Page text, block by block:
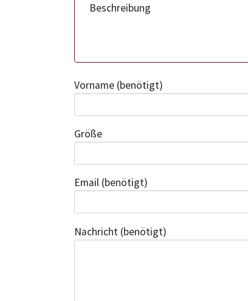
Beschreibung
Vorname (benötigt)
Größe
Email (benötigt)
Nachricht (benötigt)